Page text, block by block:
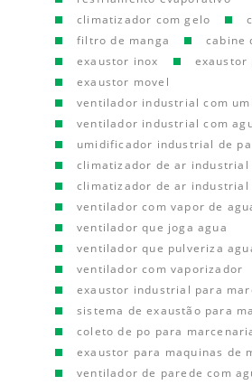
climatizador com gelo
filtro de manga
cabine
exaustor inox
exaustor
exaustor movel
ventilador industrial com
ventilador industrial com
umidificador industrial de
climatizador de ar industrial
climatizador de ar industrial
ventilador com vapor de
ventilador que joga agua
ventilador que pulveriza
ventilador com vaporizador
exaustor industrial para
sistema de exaustão para
coleto de po para
exaustor para maquinas de
ventilador de parede com